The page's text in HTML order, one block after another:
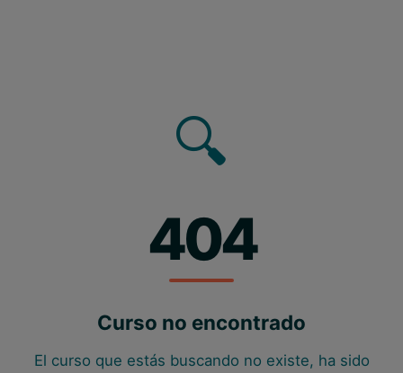
🔍
404
Curso no encontrado
El curso que estás buscando no existe, ha sido